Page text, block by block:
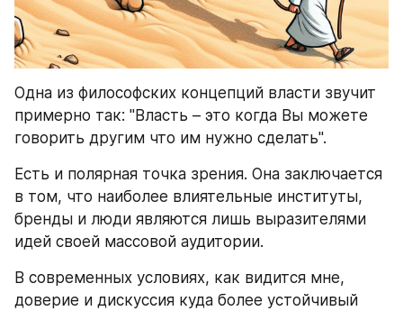
Одна из философских концепций власти звучит
примерно так: "Власть – это когда Вы можете
говорить другим что им нужно сделать".
Есть и полярная точка зрения. Она заключается
в том, что наиболее влиятельные институты,
бренды и люди являются лишь выразителями
идей своей массовой аудитории.
В современных условиях, как видится мне,
доверие и дискуссия куда более устойчивый